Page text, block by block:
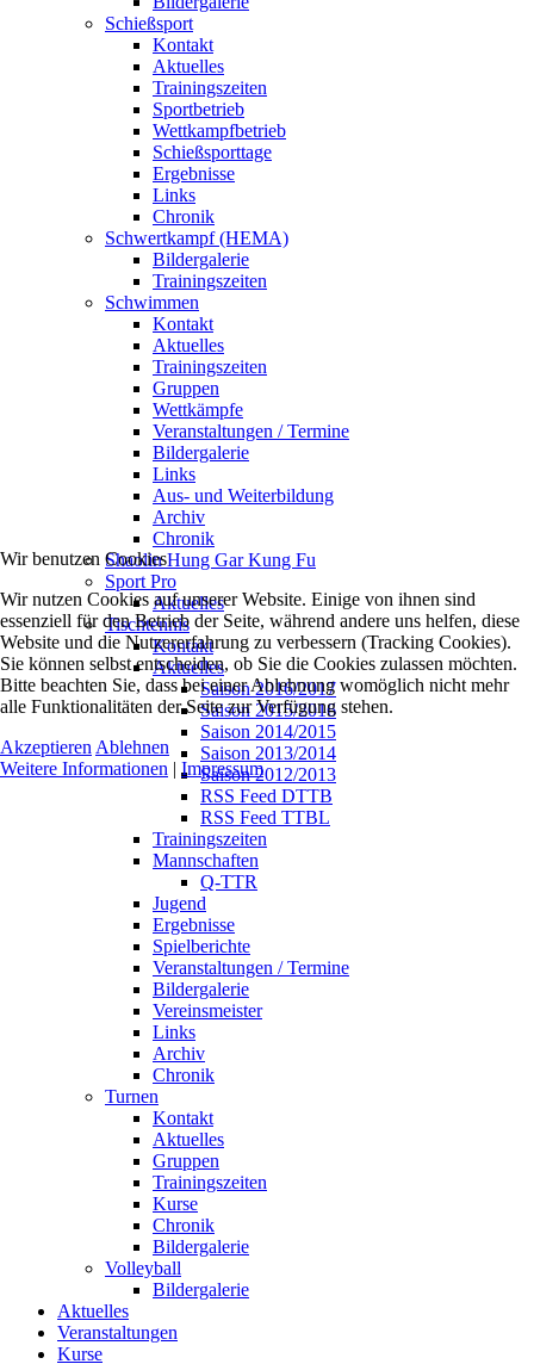
Schießsport
Kontakt
Aktuelles
Trainingszeiten
Sportbetrieb
Wettkampfbetrieb
Schießsporttage
Ergebnisse
Links
Chronik
Schwertkampf (HEMA)
Bildergalerie
Trainingszeiten
Schwimmen
Kontakt
Aktuelles
Trainingszeiten
Gruppen
Wettkämpfe
Veranstaltungen / Termine
Bildergalerie
Links
Aus- und Weiterbildung
Archiv
Chronik
Shaolin Hung Gar Kung Fu
Sport Pro
Aktuelles
Tischtennis
Kontakt
Aktuelles
Saison 2016/2017
Saison 2015/2016
Saison 2014/2015
Saison 2013/2014
Saison 2012/2013
RSS Feed DTTB
RSS Feed TTBL
Trainingszeiten
Mannschaften
Q-TTR
Jugend
Ergebnisse
Spielberichte
Veranstaltungen / Termine
Bildergalerie
Vereinsmeister
Links
Archiv
Chronik
Turnen
Kontakt
Aktuelles
Gruppen
Trainingszeiten
Kurse
Chronik
Bildergalerie
Volleyball
Bildergalerie
Aktuelles
Veranstaltungen
Kurse
Wir benutzen Cookies
Wir nutzen Cookies auf unserer Website. Einige von ihnen sind
essenziell für den Betrieb der Seite, während andere uns helfen, diese
Website und die Nutzererfahrung zu verbessern (Tracking Cookies).
Sie können selbst entscheiden, ob Sie die Cookies zulassen möchten.
Bitte beachten Sie, dass bei einer Ablehnung womöglich nicht mehr
alle Funktionalitäten der Seite zur Verfügung stehen.
Akzeptieren Ablehnen
Weitere Informationen | Impressum